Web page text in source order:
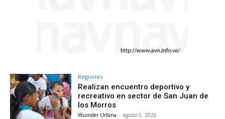
Regiones
Realizan encuentro deportivo y
recreativo en sector de San Juan de
los Morros
Wuinder Urbina - agosto 5, 2026